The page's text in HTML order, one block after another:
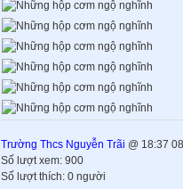
Trường Thcs Nguyễn Trãi @ 18:37
Số lượt xem: 900
Số lượt thích: 0 người